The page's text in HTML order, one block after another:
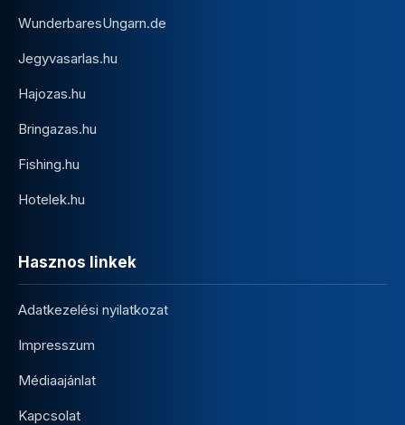
WunderbaresUngarn.de
Jegyvasarlas.hu
Hajozas.hu
Bringazas.hu
Fishing.hu
Hotelek.hu
Hasznos linkek
Adatkezelési nyilatkozat
Impresszum
Médiaajánlat
Kapcsolat